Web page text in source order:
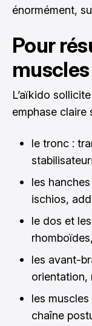
énormément,
Pour
L’aïkido
emphase claire
le tronc :
les
ischios,
le dos et
les avant-
orientation,
les muscles
chaîne